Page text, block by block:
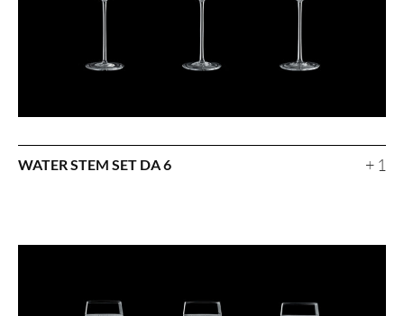
WATER STEM SET DA 6 + 1